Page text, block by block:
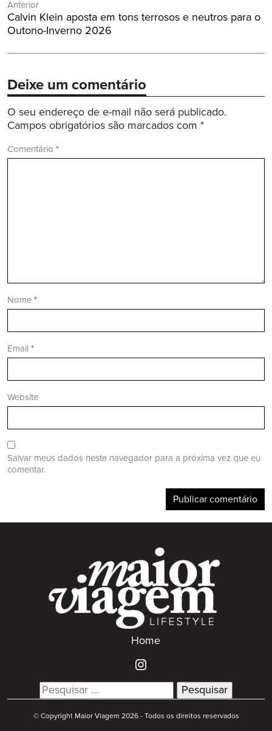
de
Post
Anterior
Post
Anterior:
Calvin Klein aposta em tons terrosos e neutros para o
Outono-Inverno 2026
Deixe um comentário
O seu endereço de e-mail não será publicado.
Campos obrigatórios são marcados com *
Comentário *
Nome *
Email *
Website
Salvar meus dados neste navegador para a próxima vez que eu
comentar.
Home
Search
for:
© Copyright Maior Viagem 2026 - Todos os direitos reservados